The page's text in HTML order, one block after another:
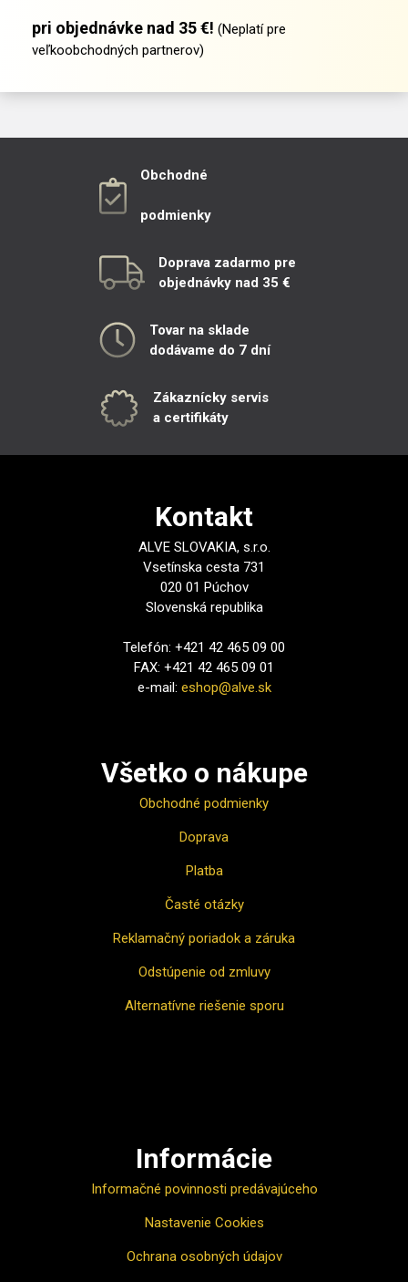
pri objednávke nad 35 €! (Neplatí pre
veľkoobchodných partnerov)
Obchodné
podmienky
Doprava zadarmo pre
objednávky nad 35 €
Tovar na sklade
dodávame do 7 dní
Zákaznícky servis
a certifikáty
Kontakt
ALVE SLOVAKIA, s.r.o.
Vsetínska cesta 731
020 01 Púchov
Slovenská republika
Telefón: +421 42 465 09 00
FAX: +421 42 465 09 01
e-mail: eshop@alve.sk
Všetko o nákupe
Obchodné podmienky
Doprava
Platba
Časté otázky
Reklamačný poriadok a záruka
Odstúpenie od zmluvy
Alternatívne riešenie sporu
Informácie
Informačné povinnosti predávajúceho
Nastavenie Cookies
Ochrana osobných údajov